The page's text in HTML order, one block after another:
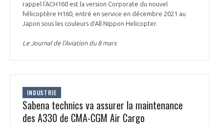
rappel l'ACH160 est la version Corporate du nouvel
hélicoptère H160, entré en service en décembre 2021 au
Japon sous les couleurs d'All Nippon Helicopter.
Le Journal de l’Aviation du 8 mars
INDUSTRIE
Sabena technics va assurer la maintenance
des A330 de CMA-CGM Air Cargo